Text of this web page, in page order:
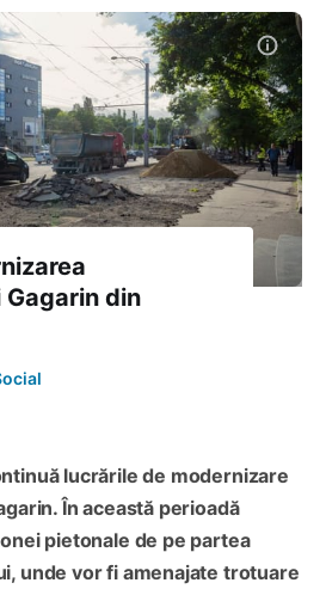
din
lucrările de modernizare
În această perioadă
pietonale de pe partea
unde vor fi amenajate trotuare